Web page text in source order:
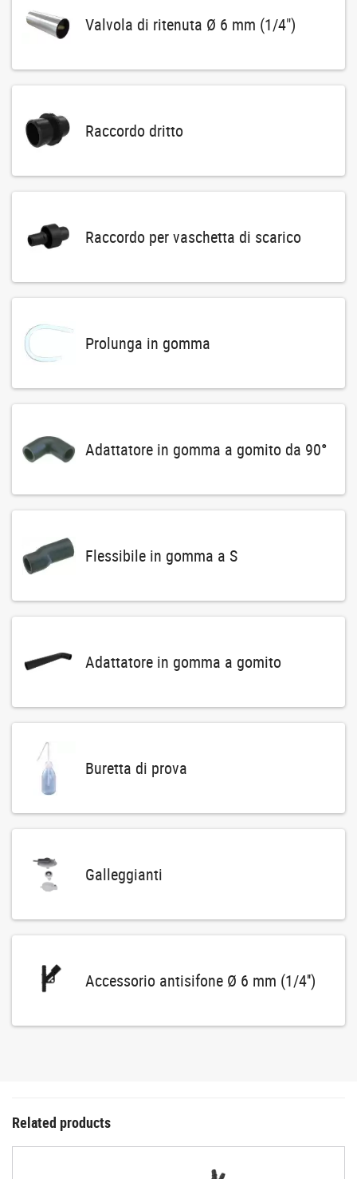
Valvola di ritenuta Ø 6 mm (1/4")
Raccordo dritto
Raccordo per vaschetta di scarico
Prolunga in gomma
Adattatore in gomma a gomito da 90°
Flessibile in gomma a S
Adattatore in gomma a gomito
Buretta di prova
Galleggianti
Accessorio antisifone Ø 6 mm (1/4'')
Related products